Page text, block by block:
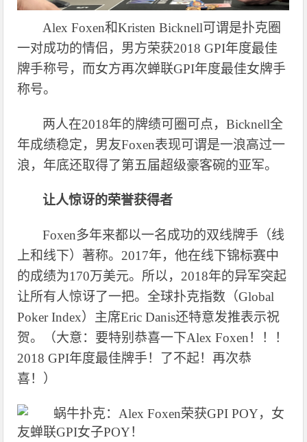
Alex Foxen和Kristen Bicknell可谓是扑克圈
一对成功的情侣，男方荣获2018 GPI年度最佳
牌手称号，而女方再次蝉联GPI年度最佳女牌手
称号。
两人在2018年的牌绩可圈可点，Bicknell全
年成绩稳定，男友Foxen表现可谓是一浪高过一
浪，年底还取得了第五届超级豪客碗的亚军。
让人惊讶的荣誉获得者
Foxen多年来都以一名成功的双线牌手（线
上和线下）著称。2017年，他在线下锦标赛中
的成绩为170万美元。所以，2018年的异军突起
让所有人惊讶了一把。全球扑克指数（Global
Poker Index）主席Eric Danis还特意发推表示祝
贺。（大意：要特别恭喜一下Alex Foxen！！！
2018 GPI年度最佳牌手！了不起！再次恭
喜！）